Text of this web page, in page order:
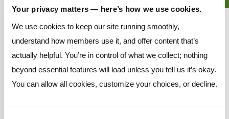
Your privacy matters — here’s how we use cookies.
We use cookies to keep our site running smoothly,
understand how members use it, and offer content that’s
actually helpful. You’re in control of what we collect; nothing
beyond essential features will load unless you tell us it’s okay.
You can allow all cookies, customize your choices, or decline.
Enjoy a night of live music, street
food, and a vibrant community
atmosphere!